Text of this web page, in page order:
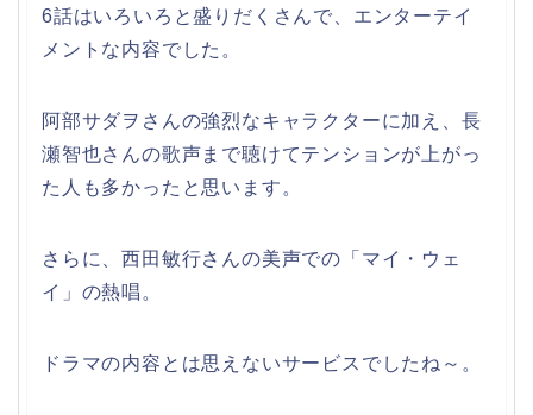
6話はいろいろと盛りだくさんで、エンターテイ
メントな内容でした。
阿部サダヲさんの強烈なキャラクターに加え、長
瀬智也さんの歌声まで聴けてテンションが上がっ
た人も多かったと思います。
さらに、西田敏行さんの美声での「マイ・ウェ
イ」の熱唱。
ドラマの内容とは思えないサービスでしたね～。